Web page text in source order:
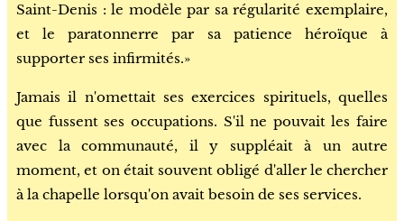
Saint-Denis : le modèle par sa régularité exemplaire,
et le paratonnerre par sa patience héroïque à
supporter ses infirmités.»
Jamais il n'omettait ses exercices spirituels, quelles
que fussent ses occupations. S'il ne pouvait les faire
avec la communauté, il y suppléait à un autre
moment, et on était souvent obligé d'aller le chercher
à la chapelle lorsqu'on avait besoin de ses services.